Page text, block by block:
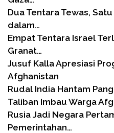
Dua Tentara Tewas,
dalam…
Empat Tentara Israel
Granat…
Jusuf Kalla Apresiasi
Afghanistan
Rudal India Hantam
Taliban Imbau Warga
Rusia Jadi Negara
Pemerintahan…